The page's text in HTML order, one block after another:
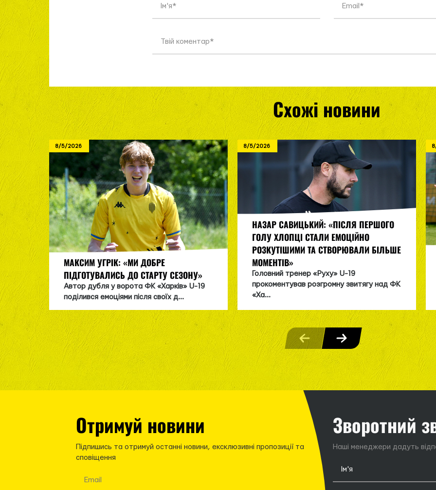
Схожі новини
8/5/2026
МАКСИМ УГРІК: «МИ ДОБРЕ
ПІДГОТУВАЛИСЬ ДО СТАРТУ СЕЗОНУ»
Автор дубля у ворота ФК «Харків» U-19
поділився емоціями після своїх д...
8/5/2026
НАЗАР САВИЦЬКИЙ: «ПІСЛЯ ПЕРШОГО
ГОЛУ ХЛОПЦІ СТАЛИ ЕМОЦІЙНО
РОЗКУТІШИМИ ТА СТВОРЮВАЛИ БІЛЬШЕ
МОМЕНТІВ»
Головний тренер «Руху» U-19
прокоментував розгромну звитягу над ФК
«Ха...
Отримуй новини
Підпишись та отримуй останні новини, ексклюзивні пропозиції та
сповіщення
Зворотний
Наші менеджери дадуть